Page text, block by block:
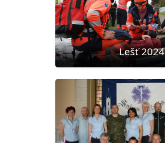
Lešť 2024